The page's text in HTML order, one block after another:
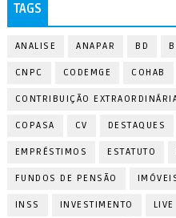
TAGS
ANALISE ANAPAR BD
CNPC CODEMGE COHAB
CONTRIBUIÇÃO
COPASA CV DESTAQUES
EMPRÉSTIMOS ESTATUTO
FUNDOS DE PENSÃO
INSS INVESTIMENTO LIVE